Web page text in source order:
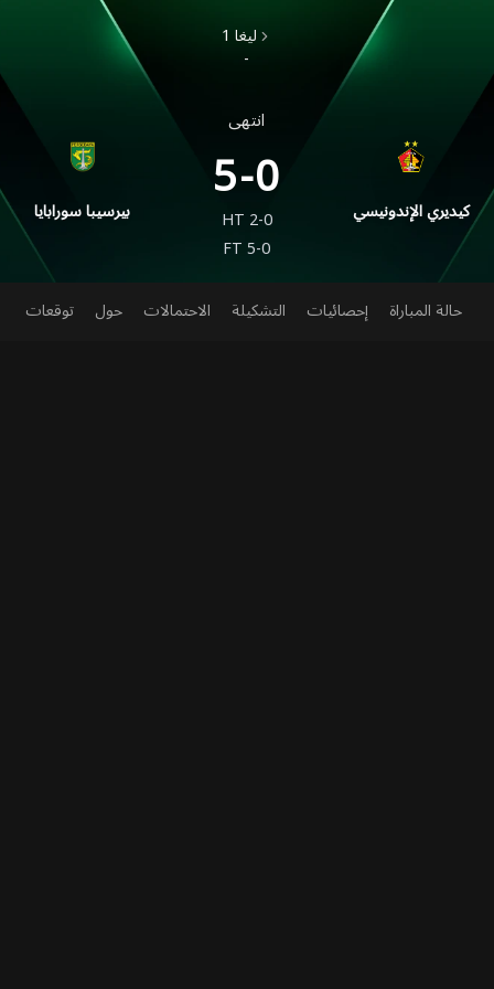
بيرسيبا سورابايا
-
انتهى
5-0
HT2-0
FT5-0
كيديري الإندونيسي
حالة المباراة إحصائيات التشكيلة الاحتمالات حول توقعات